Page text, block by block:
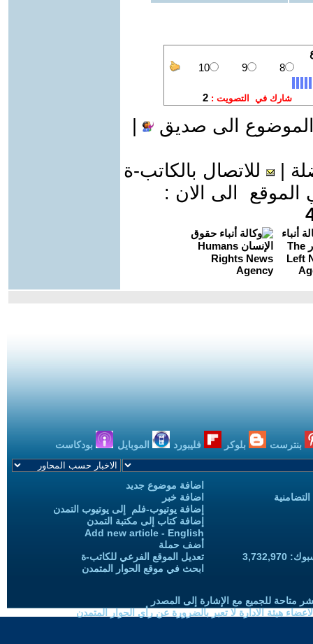
الى صديق
للاتصال بالكاتب-ة
الى الان :
بنترست بلوكر فليبورد الموبايل بودكاست
اضافة موضوع جديد
اضافة خبر
إضافة يوتيوب-فلم إلى يوتيوب التمدن
إضافة كتاب إلى مكتبة التمدن
Add new article - English
أضف حملة
تعديل الموقع الفرعي للكاتب-ة
ابحث في موقع الحوار المتمدن
متاحة للجميع مع الإشارة إلى المصدر
هيئة الادارة لا تعبر بالضرورة عن رأي الحوار المتمدن